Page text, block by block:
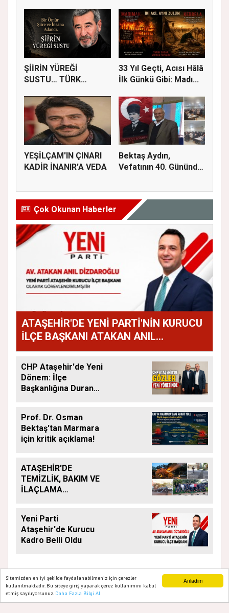
Anladım
Sitemizden en iyi şekilde faydalanabilmeniz için çerezler
kullanılmaktadır. Bu siteye giriş yaparak çerez kullanımını kabul
etmiş sayılıyorsunuz. Daha Fazla Bilgi Al
ŞİİRİN YÜREĞİ
SUSTU… TÜRK
TEL...
33 Yıl Geçti, Acısı Hâlâ
İlk Günkü Gibi: Madı...
YEŞİLÇAM'IN ÇINARI
KADİR İNANIR'A VEDA
Bektaş Aydın,
Vefatının 40. Gününde
Çok Okunan Haberler
ATAŞEHİR'DE YENİ PARTİ'NİN KURUCU
İLÇE BAŞKANI ATAKAN ANIL
DİZDAROĞLU OLDU
CHP Ataşehir'de Yeni
Dönem: İlçe
Başkanlığına Duran
Prof. Dr. Osman
Bektaş'tan Marmara
için kritik açıklama!
ATAŞEHİR'DE
TEMİZLİK, BAKIM VE
İLAÇLAMA
Yeni Parti
Ataşehir'de Kurucu
Kadro Belli Oldu
Ana Sayfa Web TV